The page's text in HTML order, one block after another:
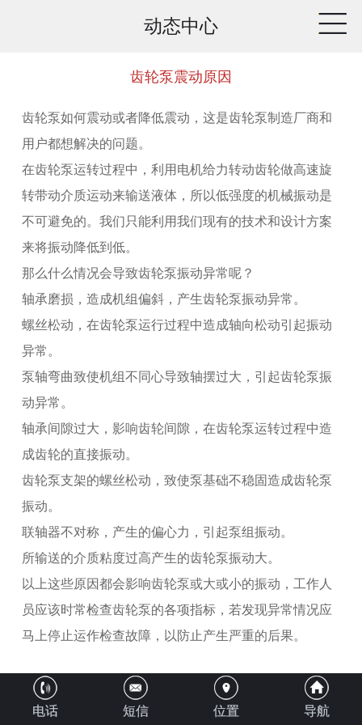
动态中心
齿轮泵震动原因
齿轮泵如何震动或者降低震动，这是齿轮泵制造厂商和
用户都想解决的问题。
在齿轮泵运转过程中，利用电机给力转动齿轮做高速旋
转带动介质运动来输送液体，所以低强度的机械振动是
不可避免的。我们只能利用我们现有的技术和设计方案
来将振动降低到低。
那么什么情况会导致齿轮泵振动异常呢？
轴承磨损，造成机组偏斜，产生齿轮泵振动异常。
螺丝松动，在齿轮泵运行过程中造成轴向松动引起振动
异常。
泵轴弯曲致使机组不同心导致轴摆过大，引起齿轮泵振
动异常。
轴承间隙过大，影响齿轮间隙，在齿轮泵运转过程中造
成齿轮的直接振动。
齿轮泵支架的螺丝松动，致使泵基础不稳固造成齿轮泵
振动。
联轴器不对称，产生的偏心力，引起泵组振动。
所输送的介质粘度过高产生的齿轮泵振动大。
以上这些原因都会影响齿轮泵或大或小的振动，工作人
员应该时常检查齿轮泵的各项指标，若发现异常情况应
马上停止运作检查故障，以防止产生严重的后果。
上一篇：
齿轮泵零件磨损该怎样维修
下一篇：
气蚀对离心泵的危害
电话 短信 位置 导航